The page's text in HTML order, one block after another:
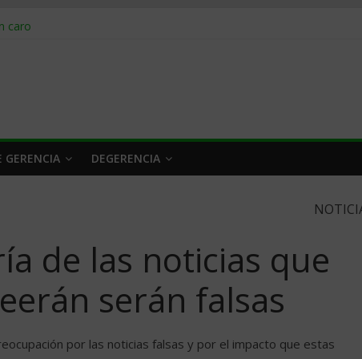
en 2026
hacer
y venderle
DEGERENCIA
de las noticias que
serán falsas
por las noticias falsas y por el impacto que estas